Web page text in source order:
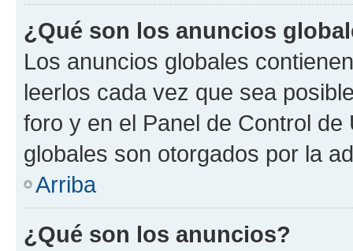
¿Qué son los anuncios
Los anuncios globales
leerlos cada vez que sea
foro y en el Panel de Control
globales son otorgados por la
Arriba
¿Qué son los anuncios?